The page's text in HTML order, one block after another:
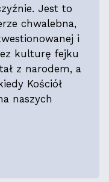
Jest to
chwalebna,
i
kulturę fejku
z narodem, a
Kościół
naszych